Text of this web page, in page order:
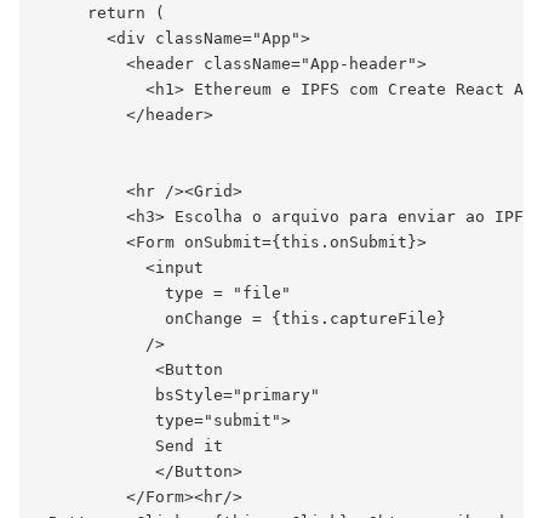
     return (
       <div className="App">
         <header className="App-header">
<h1> Ethereum e IPFS com Create React
         </header>
         <hr /><Grid>
<h3> Escolha o arquivo para enviar ao IPFS
         <Form onSubmit={this.onSubmit}>
           <input
             type = "file"
             onChange = {this.captureFile}
           />
            <Button
            bsStyle="primary"
            type="submit">
            Send it
            </Button>
         </Form><hr/>